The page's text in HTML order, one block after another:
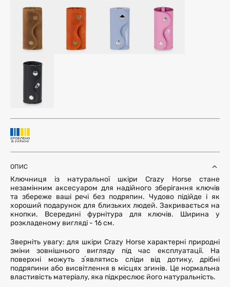
ОПИС
Ключниця із натуральної шкіри Crazy Horse стане
незамінним аксесуаром для надійного зберігання ключів
та збереже ваші речі без подряпин. Чудово підійде і як
хороший подарунок для близьких людей. Закривається на
кнопки. Всередині фурнітура для ключів. Ширина у
розкладеному вигляді - 16 см.
Зверніть увагу: для шкіри Crazy Horse характерні природні
зміни зовнішнього вигляду під час експлуатації. На
поверхні можуть зʼявлятись сліди від дотику, дрібні
подряпини або висвітлення в місцях згинів. Це нормальна
властивість матеріалу, яка підкреслює його натуральність.